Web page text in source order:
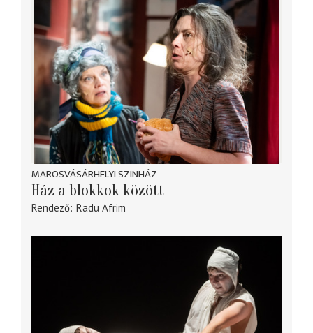
MAROSVÁSÁRHELYI SZINHÁZ
Ház a blokkok között
Rendező Radu Afrim